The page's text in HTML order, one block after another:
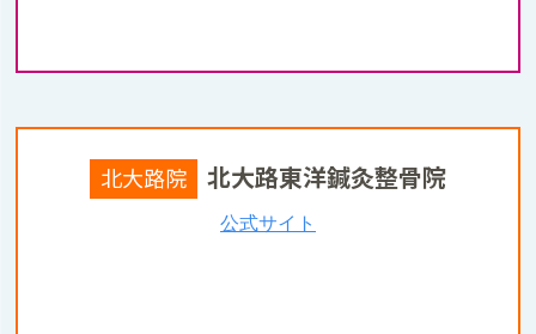
北大路院 北大路東洋鍼灸整骨院
公式サイト